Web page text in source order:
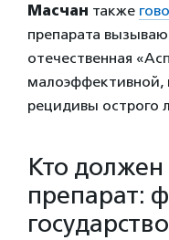
Масчан также
препарата
отечественная
малоэффективной,
рецидивы острого
Кто должен
препарат:
государство